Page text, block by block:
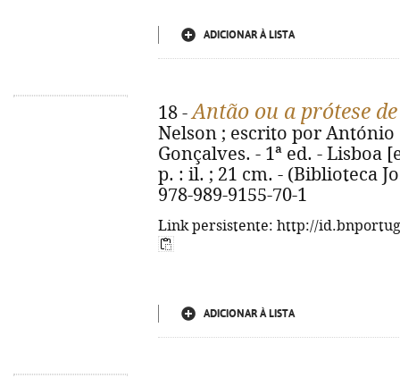
ADICIONAR À LISTA
18 -Antão ou a prótese
Nelson ; escrito por António
Gonçalves. - 1ª ed. - Lisboa
p. : il. ; 21 cm. - (Biblioteca
978-989-9155-70-1
Link persistente: http://
ADICIONAR À LISTA